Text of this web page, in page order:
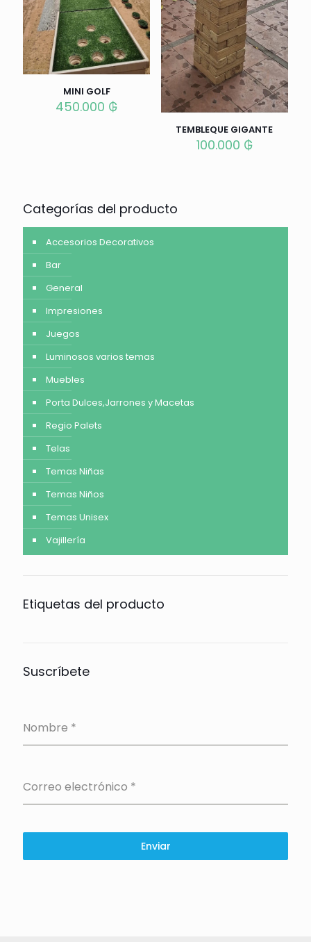
MINI GOLF
450.000 ₲
TEMBLEQUE GIGANTE
100.000 ₲
Categorías del producto
Accesorios Decorativos
Bar
General
Impresiones
Juegos
Luminosos varios temas
Muebles
Porta Dulces,Jarrones y Macetas
Regio Palets
Telas
Temas Niñas
Temas Niños
Temas Unisex
Vajillería
Etiquetas del producto
Suscríbete
Nombre *
Correo electrónico *
Enviar